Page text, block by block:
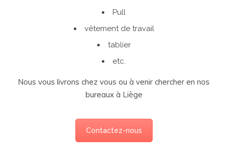
Pull
vêtement de travail
tablier
etc.
Nous vous livrons chez vous ou à venir chercher en nos
bureaux à Liège
Contactez-nous